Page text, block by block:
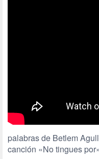
palabras de Betlem
canción «No tingues